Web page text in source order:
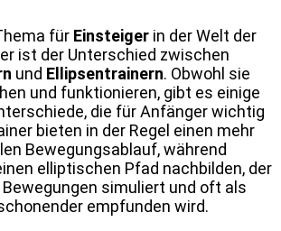
für Einsteiger in der Welt der
ist der Unterschied zwischen
und Ellipsentrainern. Obwohl sie
und funktionieren, gibt es einige
die für Anfänger wichtig
bieten in der Regel einen mehr
Bewegungsablauf, während
elliptischen Pfad nachbilden, der
simuliert und oft als
empfunden wird.